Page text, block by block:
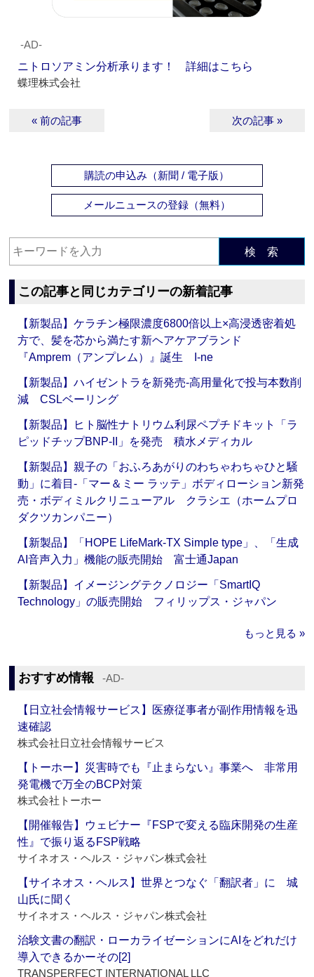
‐AD‐
ニトロソアミン分析承ります！ 詳細はこちら
蝶理株式会社
« 前の記事 次の記事 »
購読の申込み（新聞 / 電子版）
メールニュースの登録（無料）
検 索
この記事と同じカテゴリーの新着記事
【新製品】ケラチン極限濃度6800倍以上×高浸透密着処
方で、髪を芯から満たす新ヘアケアブランド
『Amprem（アンプレム）』誕生 I-ne
【新製品】ハイゼントラを新発売‐高用量化で投与本数削
減 CSLベーリング
【新製品】ヒト脳性ナトリウム利尿ペプチドキット「ラ
ピッドチップBNP-II」を発売 積水メディカル
【新製品】親子の「おふろあがりのわちゃわちゃひと騒
動」に着目‐「マー＆ミー ラッテ」ボディローション新発
売・ボディミルクリニューアル クラシエ（ホームプロ
ダクツカンパニー）
【新製品】「HOPE LifeMark-TX Simple type」、「生成
AI音声入力」機能の販売開始 富士通Japan
【新製品】イメージングテクノロジー「SmartIQ
Technology」の販売開始 フィリップス・ジャパン
もっと見る »
おすすめ情報 ‐AD‐
【日立社会情報サービス】医療従事者が副作用情報を迅
速確認
株式会社日立社会情報サービス
【トーホー】災害時でも『止まらない』事業へ 非常用
発電機で万全のBCP対策
株式会社トーホー
【開催報告】ウェビナー『FSPで変える臨床開発の生産
性』で振り返るFSP戦略
サイネオス・ヘルス・ジャパン株式会社
【サイネオス・ヘルス】世界とつなぐ「翻訳者」に 城
山氏に聞く
サイネオス・ヘルス・ジャパン株式会社
治験文書の翻訳・ローカライゼーションにAIをどれだけ
導入できるかーその[2]
TRANSPERFECT INTERNATIONAL LLC